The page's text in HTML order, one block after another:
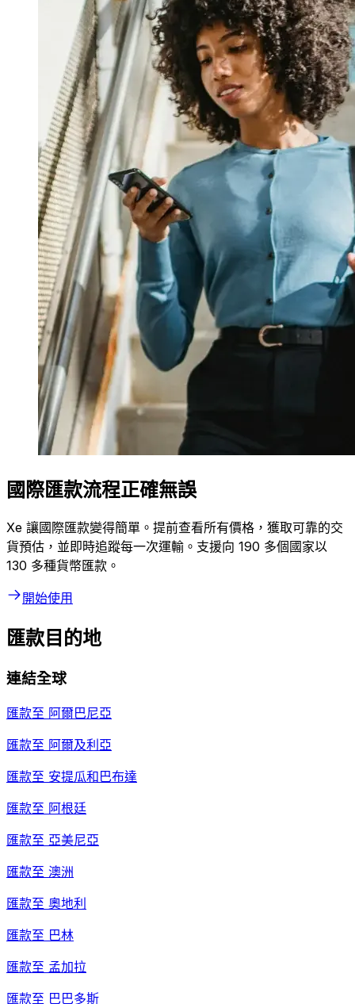
國際匯款流程正確無誤
Xe 讓國際匯款變得簡單。提前查看所有價格，獲取可靠的交
貨預估，並即時追蹤每一次運輸。支援向 190 多個國家以
130 多種貨幣匯款。
開始使用
匯款目的地
連結全球
匯款至 阿爾巴尼亞
匯款至 阿爾及利亞
匯款至 安提瓜和巴布達
匯款至 阿根廷
匯款至 亞美尼亞
匯款至 澳洲
匯款至 奧地利
匯款至 巴林
匯款至 孟加拉
匯款至 巴巴多斯